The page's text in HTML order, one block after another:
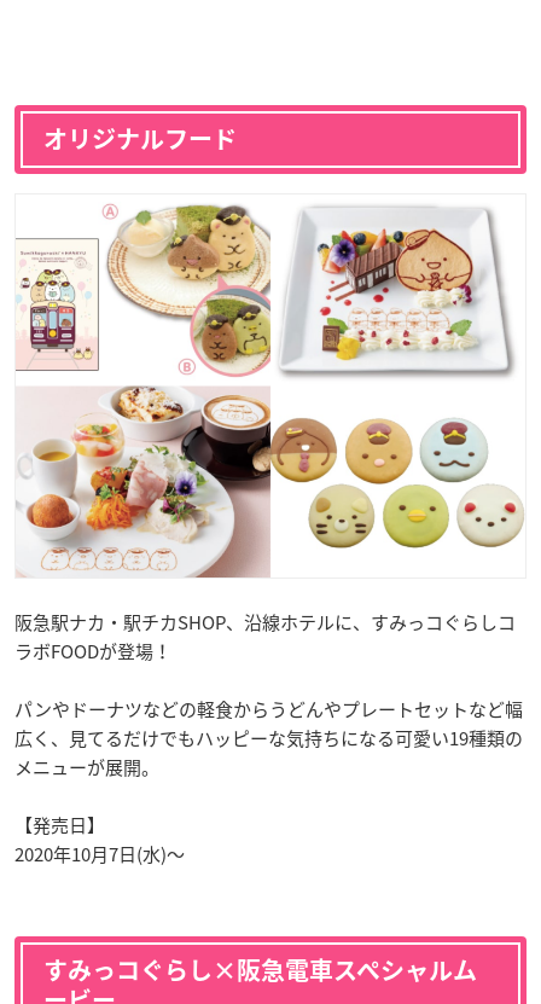
オリジナルフード
阪急駅ナカ・駅チカSHOP、沿線ホテルに、すみっコぐらしコ
ラボFOODが登場！
パンやドーナツなどの軽食からうどんやプレートセットなど幅
広く、見てるだけでもハッピーな気持ちになる可愛い19種類の
メニューが展開。
【発売日】
2020年10月7日(水)～
すみっコぐらし×阪急電車スペシャルム